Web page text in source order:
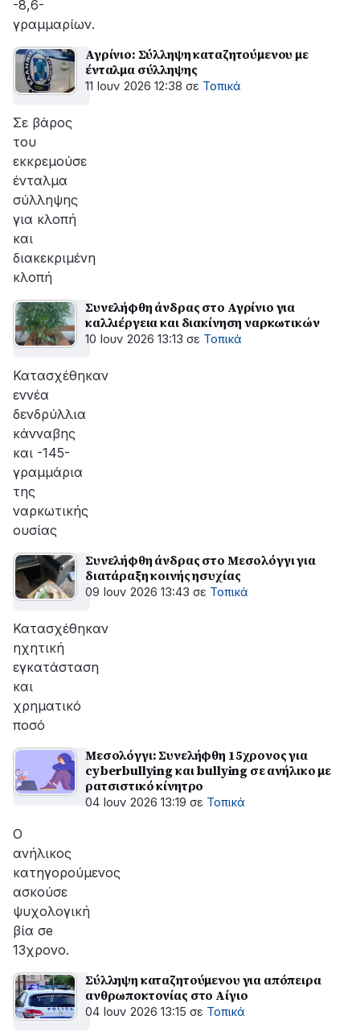
-8,6-
γραμμαρίων.
Αγρίνιο: Σύλληψη καταζητούμενου με
ένταλμα σύλληψης
11 Ιουν 2026 12:38 σε Τοπικά
Σε βάρος
του
εκκρεμούσε
ένταλμα
σύλληψης
για κλοπή
και
διακεκριμένη
κλοπή
Συνελήφθη άνδρας στο Αγρίνιο για
καλλιέργεια και διακίνηση ναρκωτικών
10 Ιουν 2026 13:13 σε Τοπικά
Κατασχέθηκαν
εννέα
δενδρύλλια
κάνναβης
και -145-
γραμμάρια
της
ναρκωτικής
ουσίας
Συνελήφθη άνδρας στο Μεσολόγγι για
διατάραξη κοινής ησυχίας
09 Ιουν 2026 13:43 σε Τοπικά
Κατασχέθηκαν
ηχητική
εγκατάσταση
και
χρηματικό
ποσό
Μεσολόγγι: Συνελήφθη 15χρονος για
cyberbullying και bullying σε ανήλικο με
ρατσιστικό κίνητρο
04 Ιουν 2026 13:19 σε Τοπικά
Ο
ανήλικος
κατηγορούμενος
ασκούσε
ψυχολογική
βία σe
13χρονο.
Σύλληψη καταζητούμενου για απόπειρα
ανθρωποκτονίας στο Αίγιο
04 Ιουν 2026 13:15 σε Τοπικά